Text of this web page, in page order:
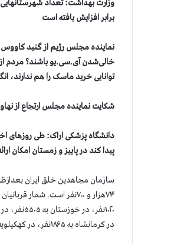
برابر افزایش یافته است
نماینده مجلس رژیم از گنبد
خالی‌شدن آی.سی.یو باشند؟ مردم از
توانایی خرید ماسک را هم ندارند،
شکایت نماینده مجلس ارتجاع از
دانشگاه پزشکی اراک: طی روزهای
پیدا کند در پاییز و زمستان امکان
در کرمانشاه به ۱۸۶۵نفر، در کهکیلویه و بویراحمد به ۳۹۰نفر، در گیلان به ۳۳۴۵نفر و در مرکزی به ۷۹۵نفر رسیده است.